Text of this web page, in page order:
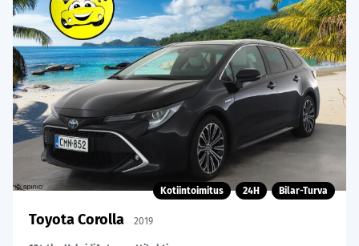
Kotiintoimitus 24H Bilar-Turva
Toyota Corolla 2019